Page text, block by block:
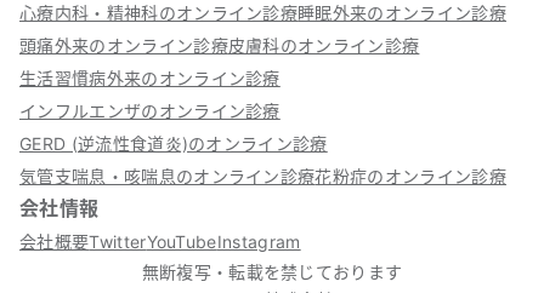
心療内科・精神科のオンライン診療睡眠外来のオンライン診療
頭痛外来のオンライン診療皮膚科のオンライン診療
生活習慣病外来のオンライン診療
インフルエンザのオンライン診療
GERD (逆流性食道炎)のオンライン診療
気管支喘息・咳喘息のオンライン診療花粉症のオンライン診療
会社情報
会社概要TwitterYouTubeInstagram
無断複写・転載を禁じております